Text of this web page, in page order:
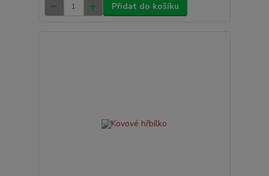
Přidat do košíku